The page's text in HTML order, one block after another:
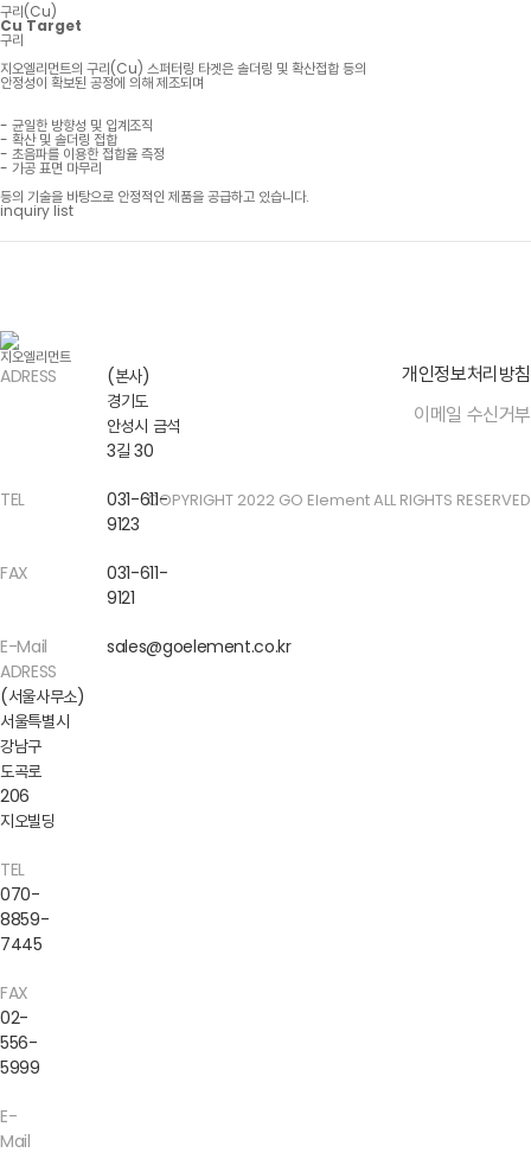
구리(Cu)
Cu Target
구리
지오엘리먼트의 구리(Cu) 스퍼터링 타겟은 솔더링 및 확산접합 등의
안정성이 확보된 공정에 의해 제조되며
- 균일한 방향성 및 입계조직
- 확산 및 솔더링 접합
- 초음파를 이용한 접합율 측정
- 가공 표면 마무리
등의 기술을 바탕으로 안정적인 제품을 공급하고 있습니다.
inquiry list
ADRESS
(본사)
경기도
안성시 금석
3길 30
TEL
031-611-
9123
FAX
031-611-
9121
E-Mail
sales@goelement.co.kr
ADRESS
(서울사무소)
서울특별시
강남구
도곡로
206
지오빌딩
TEL
070-
8859-
7445
FAX
02-
556-
5999
E-
Mail
개인정보처리방침
이메일 수신거부
COPYRIGHT 2022 GO Element ALL RIGHTS RESERVED